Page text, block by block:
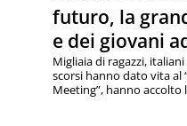
futuro, la
e dei giovani
Migliaia di ragazzi,
scorsi hanno dato vita al
Meeting”, hanno accolto